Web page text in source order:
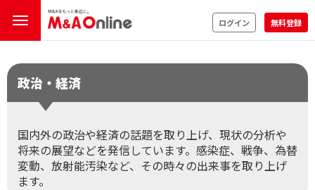
ログイン 無料登録
政治・経済
国内外の政治や経済の話題を取り上げ、現状の分析や
将来の展望などを発信しています。感染症、戦争、為替
変動、放射能汚染など、その時々の出来事を取り上げ
ます。